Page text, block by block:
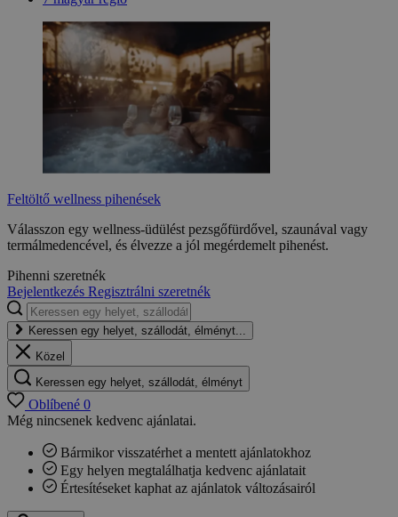
Feltöltő wellness pihenések
Válasszon egy wellness-üdülést pezsgőfürdővel, szaunával vagy
termálmedencével, és élvezze a jól megérdemelt pihenést.
Pihenni szeretnék
Bejelentkezés Regisztrálni szeretnék
Keressen egy helyet, szállodát, élményt...
Közel
Keressen egy helyet, szállodát, élményt
Oblíbené 0
Még nincsenek kedvenc ajánlatai.
Bármikor visszatérhet a mentett ajánlatokhoz
Egy helyen megtalálhatja kedvenc ajánlatait
Értesítéseket kaphat az ajánlatok változásairól